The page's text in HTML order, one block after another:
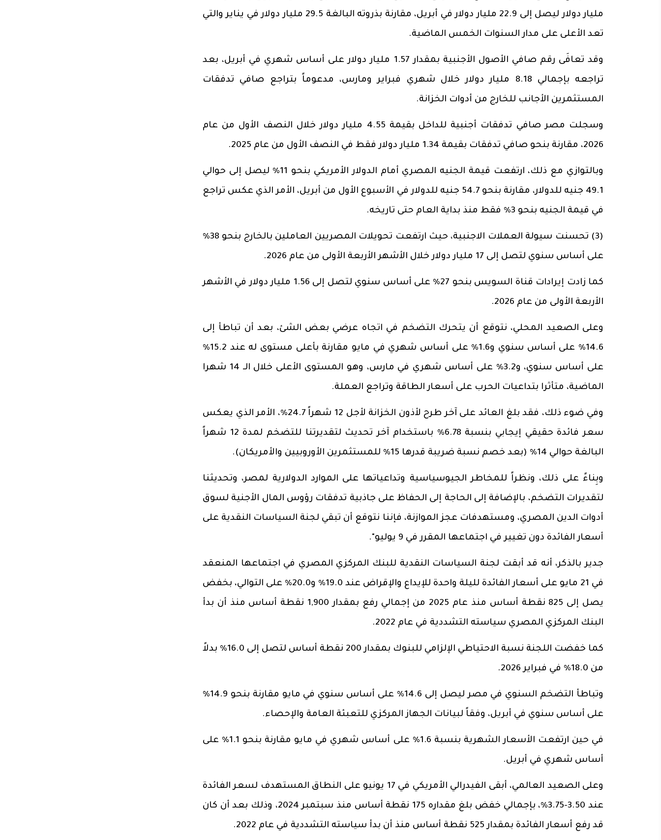
مليار دولار ليصل إلى 22.9 مليار دولار في أبريل، مقارنة بذروته البالغة 29.5 مليار دولار في يناير والتي
تعد الأعلى على مدار السنوات الخمس الماضية.
وقد تعافَى رقم صافي الأصول الأجنبية بمقدار 1.57 مليار دولار على أساس شهري في أبريل، بعد
تراجعه بإجمالي 8.18 مليار دولار خلال شهري فبراير ومارس، مدعوماً بتراجع صافي تدفقات
المستثمرين الأجانب للخارج من أدوات الخزانة.
وسجلت مصر صافي تدفقات أجنبية للداخل بقيمة 4.55 مليار دولار خلال النصف الأول من عام
2026، مقارنة بنحو صافي تدفقات بقيمة 1.34 مليار دولار فقط في النصف الأول من عام 2025.
وبالتوازي مع ذلك، ارتفعت قيمة الجنيه المصري أمام الدولار الأمريكي بنحو 11% ليصل إلى حوالي
49.1 جنيه للدولار، مقارنة بنحو 54.7 جنيه للدولار في الأسبوع الأول من أبريل، الأمر الذي عكس تراجع
في قيمة الجنيه بنحو 3% فقط منذ بداية العام حتى تاريخه.
(3) تحسنت سيولة العملات الاجنبية، حيث ارتفعت تحويلات المصريين العاملين بالخارج بنحو 38%
على أساس سنوي لتصل إلى 17 مليار دولار خلال الأشهر الأربعة الأولى من عام 2026.
كما زادت إيرادات قناة السويس بنحو 27% على أساس سنوي لتصل إلى 1.56 مليار دولار في الأشهر
الأربعة الأولى من عام 2026.
وعلى الصعيد المحلي، نتوقع أن يتحرك التضخم في اتجاه عرضي بعض الشئ، بعد أن تباطأ إلى
14.6% على أساس سنوي و1.6% على أساس شهري في مايو مقارنة بأعلى مستوى له عند 15.2%
على أساس سنوي، و3.2% على أساس شهري في مارس، وهو المستوى الأعلى خلال الـ 14 شهرا
الماضية، متأثرا بتداعيات الحرب على أسعار الطاقة وتراجع العملة.
وفي ضوء ذلك، فقد بلغ العائد على آخر طرح لأذون الخزانة لأجل 12 شهراً 24.7%، الأمر الذي يعكس
سعر فائدة حقيقي إيجابي بنسبة 6.78% باستخدام آخر تحديث لتقديرتنا للتضخم لمدة 12 شهراً
البالغة حوالي 14% (بعد خصم نسبة ضريبة قدرها 15% للمستثمرين الأوروبيين والأمريكان).
وبِناءً على ذلك، ونظراً للمخاطر الجيوسياسية وتداعياتها على الموارد الدولارية لمصر، وتحديثنا
لتقديرات التضخم، بالإضافة إلى الحاجة إلى الحفاظ على جاذبية تدفقات رؤوس المال الأجنية لسوق
أدوات الدين المصري، ومستهدفات عجز الموازنة، فإننا نتوقع أن تبقي لجنة السياسات النقدية على
أسعار الفائدة دون تغيير في اجتماعها المقرر في 9 يوليو".
جدير بالذكر، أنه قد أبقت لجنة السياسات النقدية للبنك المركزي المصري في اجتماعها المنعقد
في 21 مايو على أسعار الفائدة لليلة واحدة للإيداع والإقراض عند 19.0% و20.0% على التوالي، بخفض
يصل إلى 825 نقطة أساس منذ عام 2025 من إجمالي رفع بمقدار 1,900 نقطة أساس منذ أن بدأ
البنك المركزي المصري سياسته التشددية في عام 2022.
كما خفضت اللجنة نسبة الاحتياطي الإلزامي للبنوك بمقدار 200 نقطة أساس لتصل إلى 16.0% بدلاً
من 18.0% في فبراير 2026.
وتباطأ التضخم السنوي في مصر ليصل إلى 14.6% على أساس سنوي في مايو مقارنة بنحو 14.9%
على أساس سنوي في أبريل، وفقاً لبيانات الجهاز المركزي للتعبئة العامة والإحصاء.
في حين ارتفعت الأسعار الشهرية بنسبة 1.6% على أساس شهري في مايو مقارنة بنحو 1.1% على
أساس شهري في أبريل.
وعلى الصعيد العالمي، أبقى الفيدرالي الأمريكي في 17 يونيو على النطاق المستهدف لسعر الفائدة
عند 3.50-3.75%، بإجمالي خفض بلغ مقداره 175 نقطة أساس منذ سبتمبر 2024، وذلك بعد أن كان
قد رفع أسعار الفائدة بمقدار 525 نقطة أساس منذ أن بدأ سياسته التشددية في عام 2022.